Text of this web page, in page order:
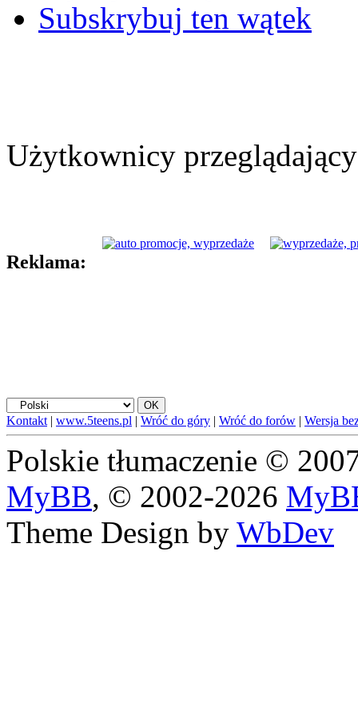
Subskrybuj ten wątek
Użytkownicy
Reklama:
Kontakt | www.5teens.pl | Wróć do góry | Wróć do forów | Wersja
Polskie tłumaczenie ©
MyBB, © 2002-2026
Theme Design by WbDev